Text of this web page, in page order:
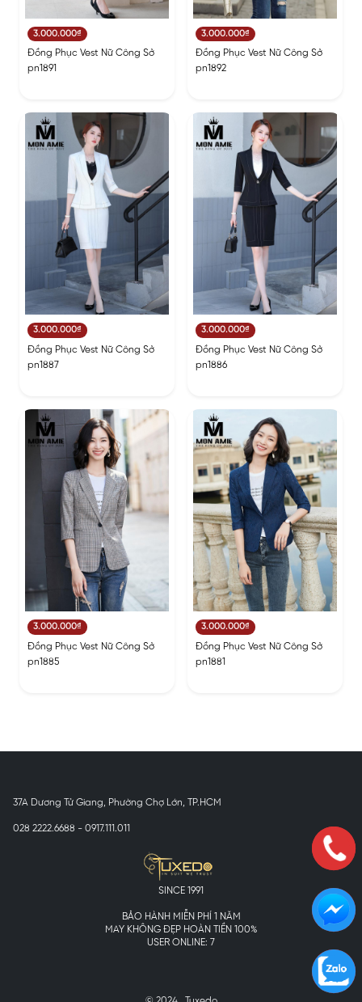
3.000.000₫
Đồng Phục Vest Nữ Công Sở
pn1891
3.000.000₫
Đồng Phục Vest Nữ Công Sở
pn1892
3.000.000₫
Đồng Phục Vest Nữ Công Sở
pn1887
3.000.000₫
Đồng Phục Vest Nữ Công Sở
pn1886
3.000.000₫
Đồng Phục Vest Nữ Công Sở
pn1885
3.000.000₫
Đồng Phục Vest Nữ Công Sở
pn1881
37A Dương Tử Giang, Phường Chợ Lớn, TP.HCM
028 2222.6688 - 0917.111.011
SINCE 1991
BẢO HÀNH MIỄN PHÍ 1 NĂM
MAY KHÔNG ĐẸP HOÀN TIỀN 100%
USER ONLINE: 7